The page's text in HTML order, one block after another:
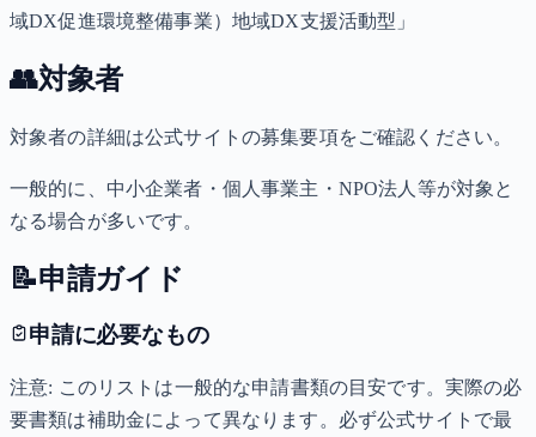
域DX促進環境整備事業）地域DX支援活動型」
👥対象者
対象者の詳細は公式サイトの募集要項をご確認ください。
一般的に、中小企業者・個人事業主・NPO法人等が対象と
なる場合が多いです。
📝申請ガイド
申請に必要なもの
注意: このリストは一般的な申請書類の目安です。実際の必
要書類は補助金によって異なります。必ず公式サイトで最